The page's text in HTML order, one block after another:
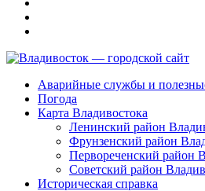
Владивосток — городской сайт
Аварийные службы и
Погода
Карта Владивостока
Ленинский район
Фрунзенский район
Первореченский район
Советский район
Историческая справка